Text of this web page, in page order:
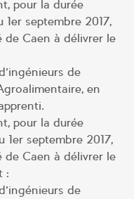
pour la durée
septembre 2017,
de Caen à délivrer le
de
en
pour la durée
septembre 2017,
de Caen à délivrer le
:
de